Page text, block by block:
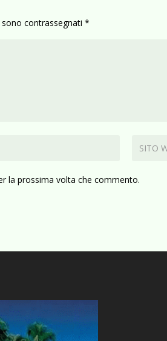
contrassegnati*
la prossima volta che commento.